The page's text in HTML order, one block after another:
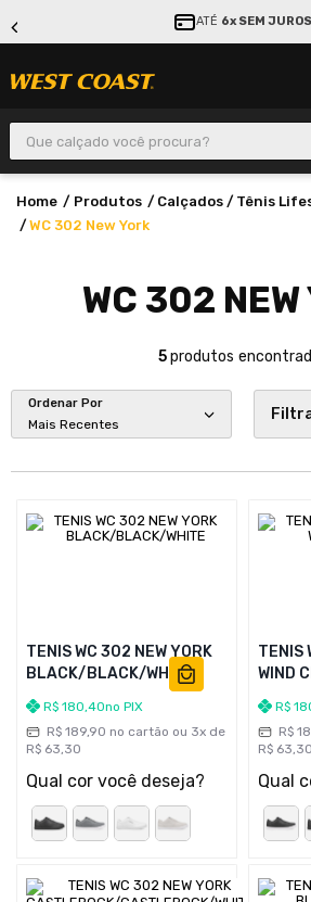
ATÉ 6x SEM JUROS
Que calçado você procura?
Produtos Calçados
Tênis
WC 302 New York
WC 302 NEW
5produtos
Ordenar Por
Mais Recentes
TENIS WC 302 NEW YORK
BLACK/BLACK/WHITE
R$ 180,40no PIX
R$ 189,90 no cartão ou 3x de
R$ 63,30
Qual cor você deseja?
TENIS
WIND
R$
R$
R$ 63,30
Qual